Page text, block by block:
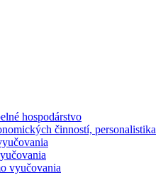
hospodárstvo
činností, personalistika
vyučovania